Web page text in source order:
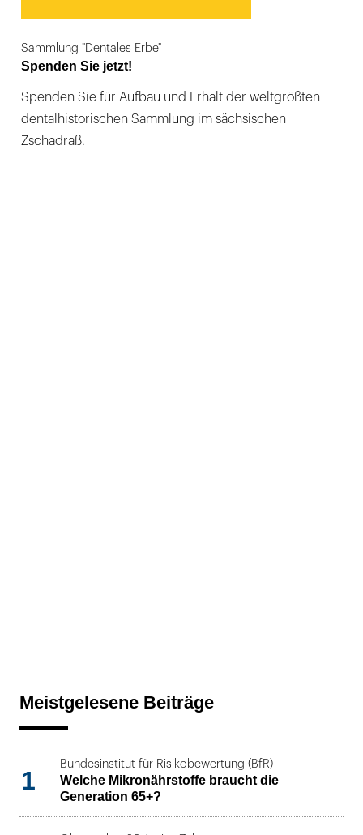
Sammlung "Dentales Erbe"
Spenden Sie jetzt!
Spenden Sie für Aufbau und Erhalt der weltgrößten
dentalhistorischen Sammlung im sächsischen
Zschadraß.
Meistgelesene Beiträge
1
Bundesinstitut für Risikobewertung (BfR)
Welche Mikronährstoffe braucht die
Generation 65+?